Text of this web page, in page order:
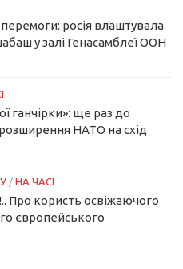
росія влаштувала
у залі Генасамблеї ООН
ганчірки»: ще раз до
НАТО на схід
/ НА ЧАСІ
Про користь освіжаючого
європейського